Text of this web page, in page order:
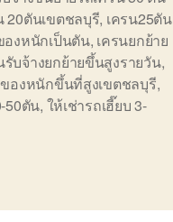
20ตันเขตชลบุรี, เครน25ตัน
องหนักเป็นตัน, เครนยกย้าย
รับจ้างยกย้ายขึ้นสูงรายวัน,
ของหนักขึ้นที่สูงเขตชลบุรี,
50ตัน, ให้เช่ารถเฮี๊ยบ 3-